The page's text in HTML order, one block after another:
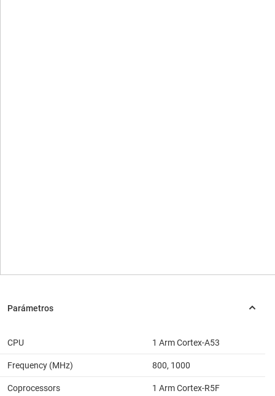
CPU 1 Arm Cortex-A53
Frequency (MHz) 800, 1000
Coprocessors 1 Arm Cortex-R5F